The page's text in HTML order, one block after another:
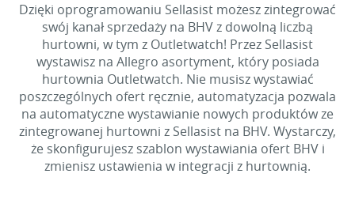
Dzięki oprogramowaniu Sellasist możesz zintegrować
swój kanał sprzedaży na BHV z dowolną liczbą
hurtowni, w tym z Outletwatch! Przez Sellasist
wystawisz na Allegro asortyment, który posiada
hurtownia Outletwatch. Nie musisz wystawiać
poszczególnych ofert ręcznie, automatyzacja pozwala
na automatyczne wystawianie nowych produktów ze
zintegrowanej hurtowni z Sellasist na BHV. Wystarczy,
że skonfigurujesz szablon wystawiania ofert BHV i
zmienisz ustawienia w integracji z hurtownią.